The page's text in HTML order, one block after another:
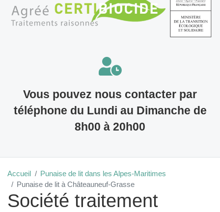
Vous pouvez nous contacter par
téléphone du Lundi au Dimanche de
8h00 à 20h00
Accueil
Punaise de lit dans les Alpes-Maritimes
Punaise de lit à Châteauneuf-Grasse
Société traitement